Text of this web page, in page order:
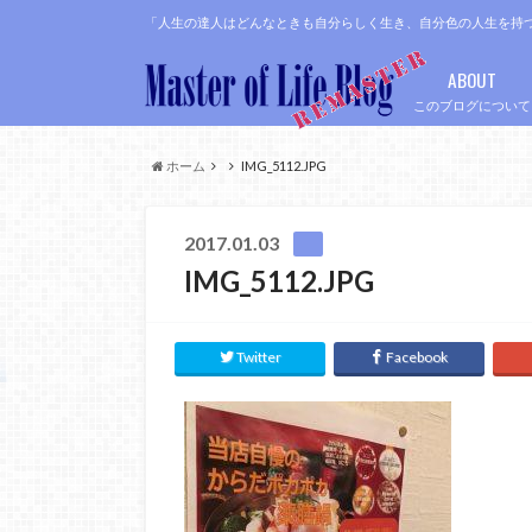
「人生の達人はどんなときも自分らしく生き、自分色の人生を持
このブログについて
ABOUT
ホーム IMG_5112.JPG
2017.01.03
IMG_5112.JPG
Twitter Facebook